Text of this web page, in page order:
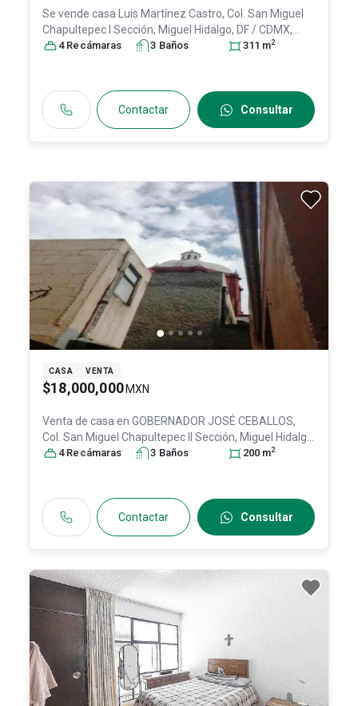
Se vende casa
Luis Martínez Castro, Col. San Miguel
Chapultepec I Sección, Miguel Hidalgo, DF / CDMX,
México, C.P. 11850 , ID:18466330
4 Recámaras 3 Baños 311 m2
Contactar Consultar
CASA VENTA
$18,000,000 MXN
Venta de casa en GOBERNADOR JOSÉ CEBALLOS,
Col. San Miguel Chapultepec II Sección, Miguel Hidalgo
DF / CDMX, México, C.P. 11850 25824942
4 Recámaras 3 Baños 200 m2
Contactar Consultar